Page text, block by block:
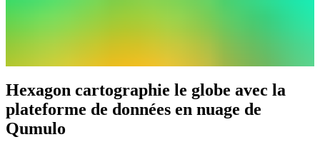
Deploiement
CNQ sur AWS
Emplacement
Hexagon cartographie le globe avec la
plateforme de données en nuage de
Qumulo